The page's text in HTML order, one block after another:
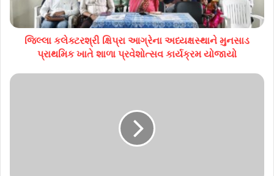
જિલ્લા કલેક્ટરશ્રી ક્ષિપ્રા આગ્રેના અધ્યક્ષસ્થાને મુનસાડ
પ્રાથમિક ખાતે શાળા પ્રવેશોત્સવ કાર્યક્રમ યોજાયો